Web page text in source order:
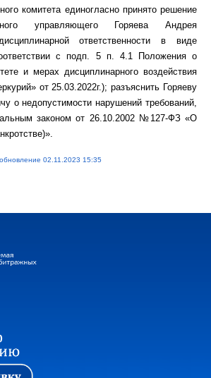
комитета единогласно принято решение
управляющего Горяева Андрея
ответственности в виде
с подп. 5 п. 4.1 Положения о
и мерах дисциплинарного воздействия
от 25.03.2022г.); разъяснить Горяеву
о недопустимости нарушений требований,
законом от 26.10.2002 №127-ФЗ «О
02.11.2023 15:35